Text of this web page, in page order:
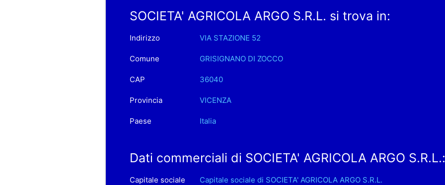
SOCIETA' AGRICOLA ARGO S.R.L. si trova in:
Indirizzo VIA STAZIONE 52
Comune GRISIGNANO DI ZOCCO
CAP 36040
Provincia VICENZA
Paese Italia
Dati commerciali di SOCIETA' AGRICOLA ARGO S.R.L.:
Capitale sociale Capitale sociale di SOCIETA' AGRICOLA ARGO S.R.L.